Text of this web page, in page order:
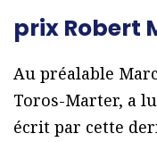
prix Robert
Au préalable
Toros-Marter, a
écrit par cette